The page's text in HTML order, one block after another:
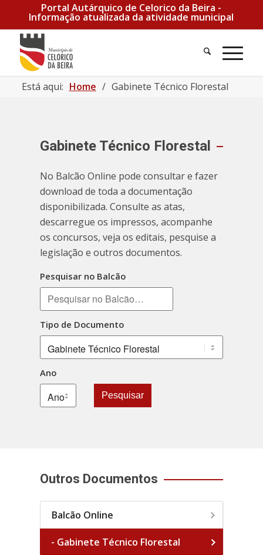
Portal Autárquico de Celorico da Beira -
Informação atualizada da atividade municipal
Pesquisa
Está aqui: Home / Gabinete Técnico Florestal
Gabinete Técnico Florestal
No Balcão Online pode consultar e fazer
download de toda a documentação
disponibilizada. Consulte as atas,
descarregue os impressos, acompanhe
os concursos, veja os editais, pesquise a
legislação e outros documentos.
Pesquisar no Balcão
Tipo de Documento
Ano
Pesquisar
Outros Documentos
Balcão Online
- Gabinete Técnico Florestal